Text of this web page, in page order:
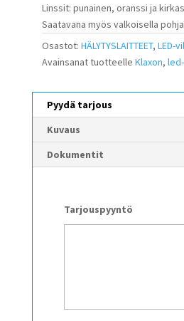
Linssit: punainen, oranssi ja kirkas
Saatavana myös valkoisella
Osastot: HÄLYTYSLAITTEET, LED-
Avainsanat tuotteelle Klaxon,
Pyydä tarjous
Kuvaus
Dokumentit
Tarjouspyyntö